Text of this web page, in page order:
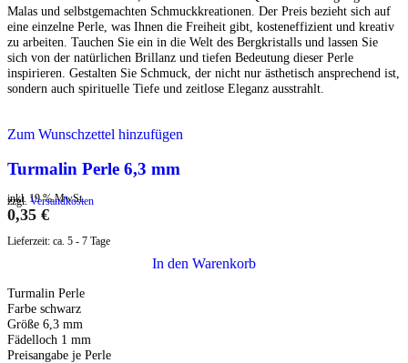
Malas und selbstgemachten Schmuckkreationen. Der Preis bezieht sich auf
eine einzelne Perle, was Ihnen die Freiheit gibt, kosteneffizient und kreativ
zu arbeiten. Tauchen Sie ein in die Welt des Bergkristalls und lassen Sie
sich von der natürlichen Brillanz und tiefen Bedeutung dieser Perle
inspirieren. Gestalten Sie Schmuck, der nicht nur ästhetisch ansprechend ist,
sondern auch spirituelle Tiefe und zeitlose Eleganz ausstrahlt.
Zum Wunschzettel hinzufügen
Turmalin Perle 6,3 mm
inkl. 19 % MwSt.
zzgl. Versandkosten
0,35 €
Lieferzeit: ca. 5 - 7 Tage
In den Warenkorb
Turmalin Perle
Farbe schwarz
Größe 6,3 mm
Fädelloch 1 mm
Preisangabe je Perle